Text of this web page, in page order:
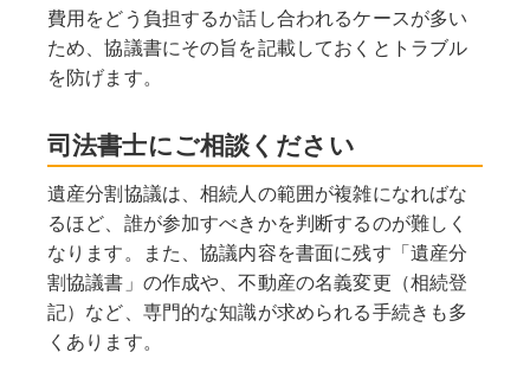
費用をどう負担するか話し合われるケースが多い
ため、協議書にその旨を記載しておくとトラブル
を防げます。
司法書士にご相談ください
遺産分割協議は、相続人の範囲が複雑になればな
るほど、誰が参加すべきかを判断するのが難しく
なります。また、協議内容を書面に残す「遺産分
割協議書」の作成や、不動産の名義変更（相続登
記）など、専門的な知識が求められる手続きも多
くあります。